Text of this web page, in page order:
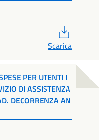
Scarica
PER UTENTI I
DI ASSISTENZA
DECORRENZA AN